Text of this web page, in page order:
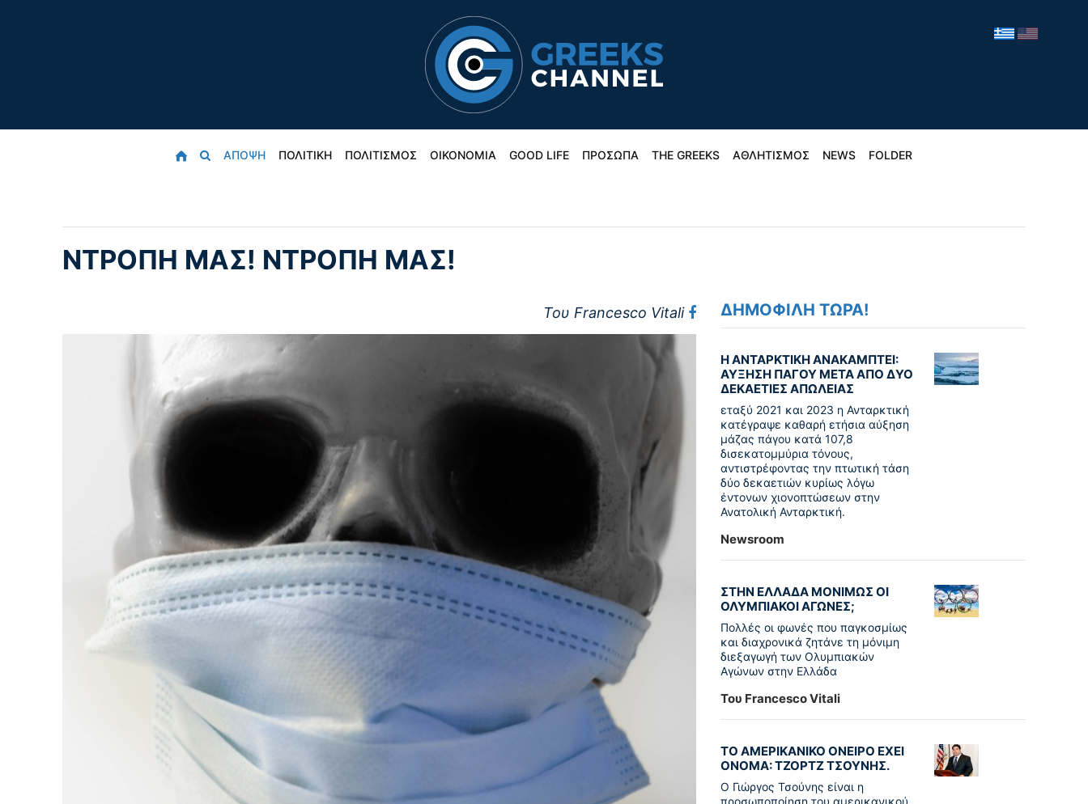
ΑΠΟΨΗ ΠΟΛΙΤΙΚΗ ΠΟΛΙΤΙΣΜΟΣ ΟΙΚΟΝΟΜΙΑ GOOD LIFE ΠΡΟΣΩΠΑ THE GREEKS ΑΘΛΗΤΙΣΜΟΣ NEWS FOLDER
ΝΤΡΟΠΗ ΜΑΣ! ΝΤΡΟΠΗ ΜΑΣ!
Του Francesco Vitali ΔΗΜΟΦΙΛΗ ΤΩΡΑ!
Η ΑΝΤΑΡΚΤΙΚΗ ΑΝΑΚΑΜΠΤΕΙ:
ΑΥΞΗΣΗ ΠΑΓΟΥ ΜΕΤΑ ΑΠΟ ΔΥΟ
ΔΕΚΑΕΤΙΕΣ ΑΠΩΛΕΙΑΣ
εταξύ 2021 και 2023 η Ανταρκτική
κατέγραψε καθαρή ετήσια αύξηση
μάζας πάγου κατά 107,8
δισεκατομμύρια τόνους,
αντιστρέφοντας την πτωτική τάση
δύο δεκαετιών κυρίως λόγω
έντονων χιονοπτώσεων στην
Ανατολική Ανταρκτική.
Newsroom
ΣΤΗΝ ΕΛΛΑΔΑ ΜΟΝΙΜΩΣ ΟΙ
ΟΛΥΜΠΙΑΚΟΙ ΑΓΩΝΕΣ;
Πολλές οι φωνές που παγκοσμίως
και διαχρονικά ζητάνε τη μόνιμη
διεξαγωγή των Ολυμπιακών
Αγώνων στην Ελλάδα
Του Francesco Vitali
ΤΟ ΑΜΕΡΙΚΑΝΙΚΟ ΟΝΕΙΡΟ ΕΧΕΙ
ΟΝΟΜΑ: ΤΖΟΡΤΖ ΤΣΟΥΝΗΣ.
Ο Γιώργος Τσούνης είναι η